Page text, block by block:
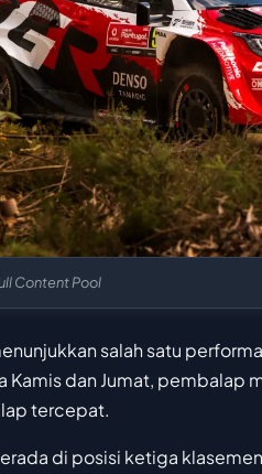
Content Pool
salah satu
Kamis dan Jumat, pembalap
tercepat.
di posisi ketiga